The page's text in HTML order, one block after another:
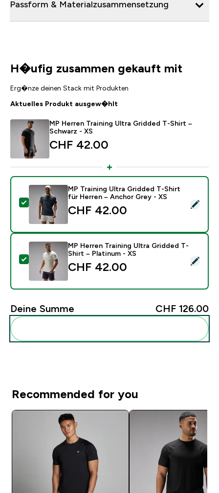
Passform & Materialzusammensetzung
H�ufig zusammen gekauft mit
Erg�nze deinen Stack mit Produkten
Aktuelles Produkt ausgew�hlt
MP Herren Training Ultra Gridded T-Shirt –
Schwarz - XS
CHF 42.00‎
Dieses Produkt ausw�hlen - MP Training Ultra
MP Training Ultra Gridded T-Shirt
für Herren – Anchor Grey - XS
CHF 42.00‎
Dieses Produkt ausw�hlen - MP Herren Training
MP Herren Training Ultra Gridded T-
Shirt – Platinum - XS
CHF 42.00‎
Deine Summe CHF 126.00‎
Recommended for you